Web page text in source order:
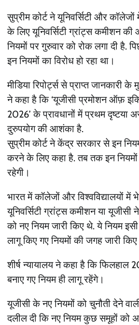
सुप्रीम कोर्ट ने यूनिवर्सिटी और
के लिए यूनिवर्सिटी ग्रांट्स कमीशन की
नियमों पर गुरुवार को रोक लगा दी है.
इन नियमों का विरोध हो रहा था।
मीडिया रिपोर्ट्स से प्राप्त जानकारी के
ने कहा है कि ‘यूजीसी प्रमोशन ऑफ़
2026’ के प्रावधानों में प्रथम दृष्टया
दुरुपयोग की आशंका है.
सुप्रीम कोर्ट ने केंद्र सरकार से इन
करने के लिए कहा है. तब तक इन
रहेगी।
भारत में कॉलेजों और विश्वविद्यालयों में
यूनिवर्सिटी ग्रांट्स कमीशन या
को नए नियम जारी किए थे. ये नियम
लागू किए गए नियमों की जगह जारी
शीर्ष न्यायालय ने कहा है कि फिलहाल
बनाए गए नियम ही लागू रहेंगे।
यूजीसी के नए नियमों को चुनौती देने
दलील दी कि नए नियम कुछ समूहों